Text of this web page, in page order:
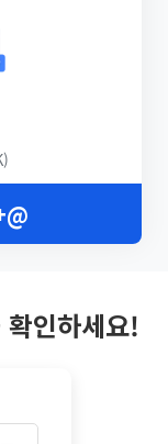
확인하세요!